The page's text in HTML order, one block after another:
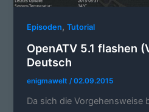
Episoden,Tutorial
OpenATV 5.1 flashen
Deutsch
enigmawelt/02.09.2015
Da sich die Vorgehensweise